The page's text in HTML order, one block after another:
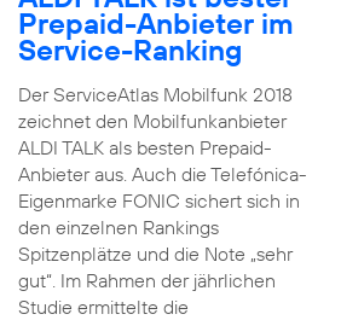
Prepaid-Anbieter im
Service-Ranking
Der ServiceAtlas Mobilfunk 2018
zeichnet den Mobilfunkanbieter
ALDI TALK als besten Prepaid-
Anbieter aus. Auch die Telefónica-
Eigenmarke FONIC sichert sich in
den einzelnen Rankings
Spitzenplätze und die Note „sehr
gut“. Im Rahmen der jährlichen
Studie ermittelte die